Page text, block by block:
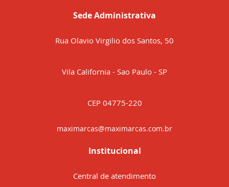
Sede Administrativa
Rua Olavio Virgilio dos Santos, 50
Vila California - Sao Paulo - SP
CEP 04775-220
maximarcas@maximarcas.com.br
Institucional
Central de atendimento